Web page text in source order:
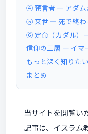
④ 預言者 ― アダム
⑤ 来世 ― 死で終わ
⑥ 定命（カダル）
信仰の三層 ― イマ
もっと深く知りた
まとめ
当サイトを閲覧い
記事は、イスラム